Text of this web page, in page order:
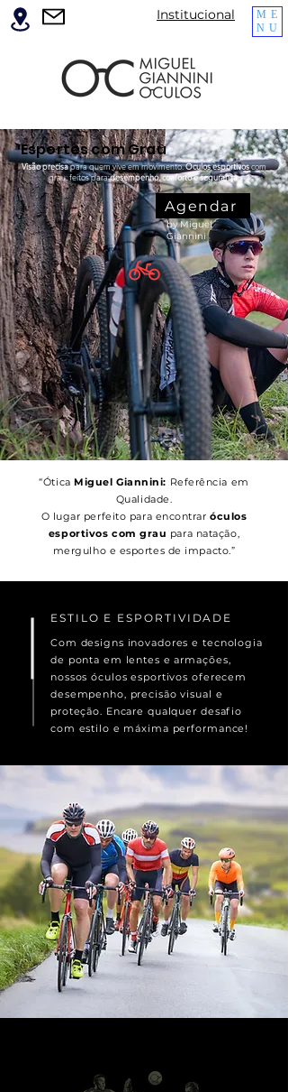
ME
NU
Institucional
Esportes com Grau
Visão precisapara quem vive em movimento.Óculos esportivoscom
grau, feitos paradesempenho, conforto e segurança.
Agendar
by Miguel
Giannini
“ÓticaMiguel Giannini: Referência em
Qualidade.
O lugar perfeito para encontraróculos
esportivos com grau para natação,
mergulho e esportes de impacto.”
ESTILO E ESPORTIVIDADE
Com designs inovadores e tecnologia
de ponta em lentes e armações,
nossos óculos esportivos oferecem
desempenho, precisão visual e
proteção. Encare qualquer desafio
com estilo e máxima performance!